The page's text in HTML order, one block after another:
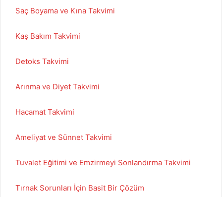
Saç Boyama ve Kına Takvimi
Kaş Bakım Takvimi
Detoks Takvimi
Arınma ve Diyet Takvimi
Hacamat Takvimi
Ameliyat ve Sünnet Takvimi
Tuvalet Eğitimi ve Emzirmeyi Sonlandırma Takvimi
Tırnak Sorunları İçin Basit Bir Çözüm